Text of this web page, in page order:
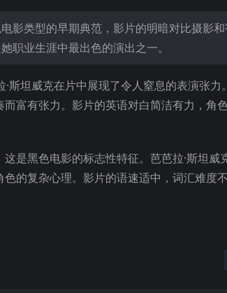
影类型的早期典范，影片的明暗对比摄影
职业生涯中最出色的演出之一。
·斯坦威克在片中展现了令人窒息的表演张
富有张力。影片的英语对白简洁有力，角
是黑色电影的标志性特征。芭芭拉·斯坦威
的复杂心理。影片的语速适中，词汇难度